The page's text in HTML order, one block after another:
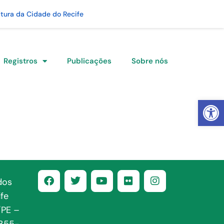
Abrir
da Cidade do Recife
Registros Publicações Sobre nós
–